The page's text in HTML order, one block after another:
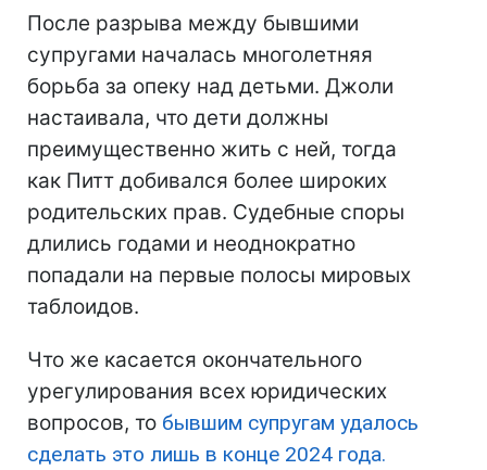
После разрыва между бывшими
супругами началась многолетняя
борьба за опеку над детьми. Джоли
настаивала, что дети должны
преимущественно жить с ней, тогда
как Питт добивался более широких
родительских прав. Судебные споры
длились годами и неоднократно
попадали на первые полосы мировых
таблоидов.
Что же касается окончательного
урегулирования всех юридических
вопросов, то бывшим супругам удалось
сделать это лишь в конце 2024 года.